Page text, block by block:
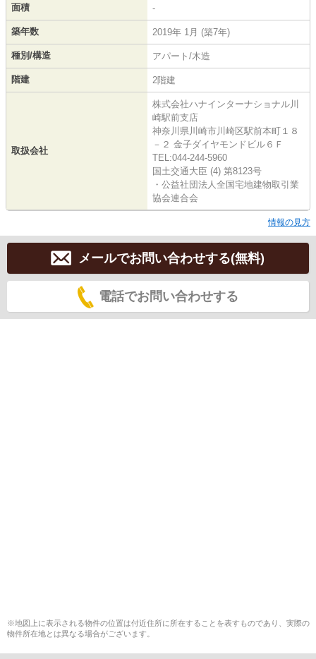
面積 -
築年数 2019年 1月 (築7年)
種別/構造 アパート/木造
階建 2階建
取扱会社
株式会社ハナインターナショナル川
崎駅前支店
神奈川県川崎市川崎区駅前本町１８
－２ 金子ダイヤモンドビル６Ｆ
TEL:044-244-5960
国土交通大臣 (4) 第8123号
・公益社団法人全国宅地建物取引業
協会連合会
情報の見方
メールでお問い合わせする(無料)
電話でお問い合わせする
※地図上に表示される物件の位置は付近住所に所在することを表すものであり、実際の
物件所在地とは異なる場合がございます。